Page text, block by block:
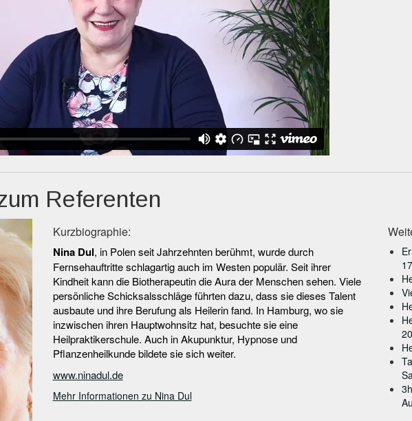
Referenten
Kurzbiographie:
Nina Dul, in Polen seit Jahrzehnten berühmt, wurde durch
Fernsehauftritte schlagartig auch im Westen populär. Seit ihrer
Kindheit kann die Biotherapeutin die Aura der Menschen sehen. Viele
persönliche Schicksalsschläge führten dazu, dass sie dieses Talent
ausbaute und ihre Berufung als Heilerin fand. In Hamburg, wo sie
inzwischen ihren Hauptwohnsitz hat, besuchte sie eine
Heilpraktikerschule. Auch in Akupunktur, Hypnose und
Pflanzenheilkunde bildete sie sich weiter.
www.ninadul.de
Mehr Informationen zu Nina Dul